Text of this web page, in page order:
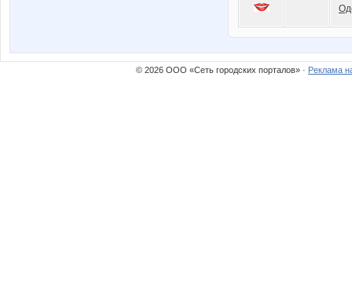
© 2026 ООО «Сеть городских порталов» · Реклама